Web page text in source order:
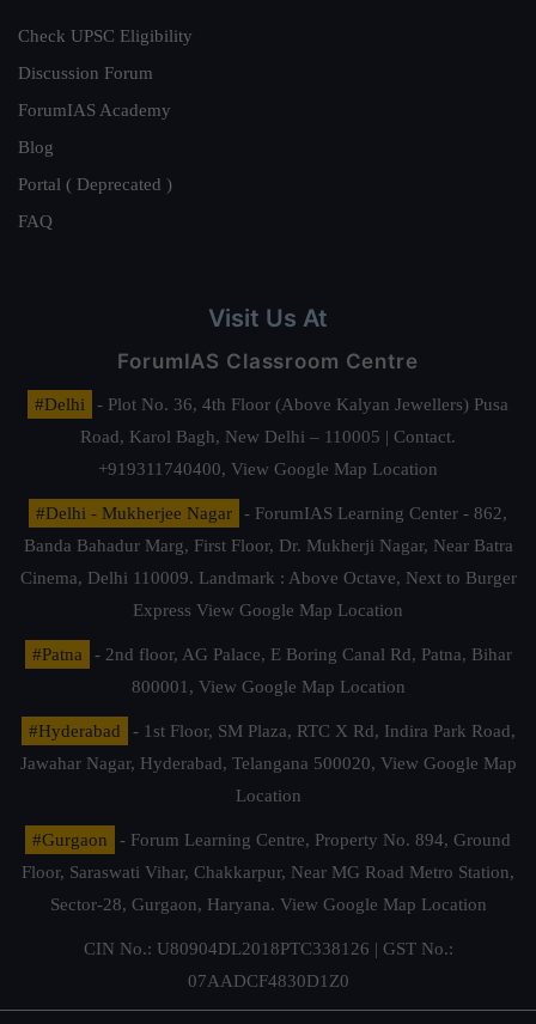
Check UPSC Eligibility
Discussion Forum
ForumIAS Academy
Blog
Portal ( Deprecated )
FAQ
Visit Us At
ForumIAS Classroom Centre
#Delhi
- Plot No. 36, 4th Floor (Above Kalyan Jewellers) Pusa
Road, Karol Bagh, New Delhi – 110005 | Contact.
+919311740400, View Google Map Location
#Delhi - Mukherjee Nagar
- ForumIAS Learning Center - 862,
Banda Bahadur Marg, First Floor, Dr. Mukherji Nagar, Near Batra
Cinema, Delhi 110009. Landmark : Above Octave, Next to Burger
Express View Google Map Location
#Patna
- 2nd floor, AG Palace, E Boring Canal Rd, Patna, Bihar
800001, View Google Map Location
#Hyderabad
- 1st Floor, SM Plaza, RTC X Rd, Indira Park Road,
Jawahar Nagar, Hyderabad, Telangana 500020, View Google Map
Location
#Gurgaon
- Forum Learning Centre, Property No. 894, Ground
Floor, Saraswati Vihar, Chakkarpur, Near MG Road Metro Station,
Sector-28, Gurgaon, Haryana. View Google Map Location
CIN No.: U80904DL2018PTC338126 | GST No.:
07AADCF4830D1Z0